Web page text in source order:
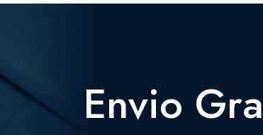
Envio